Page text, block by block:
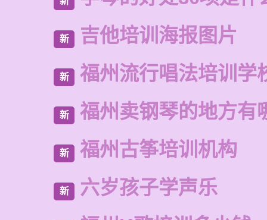
新 吉他培训海报图片
新 福州流行唱法培训学
新 福州卖钢琴的地方有
新 福州古筝培训机构
新 六岁孩子学声乐